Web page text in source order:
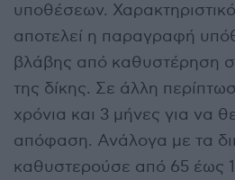
υποθέσεων.
αποτελεί η παραγραφή
βλάβης από καθυστέρηση
της δίκης. Σε άλλη
χρόνια και 3 μήνες για να
απόφαση. Ανάλογα με τα
καθυστερούσε από 65 έως